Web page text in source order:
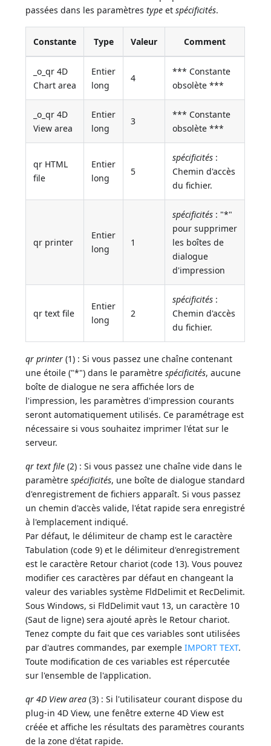
passées dans les paramètrestype etspécificités.
Constante Type Valeur Comment
_o_qr 4D
Chart area
Entier
long
4
*** Constante
obsolète ***
_o_qr 4D
View area
Entier
long
3
*** Constante
obsolète ***
qr HTML
file
Entier
long
5
spécificités :
Chemin d'accès
du fichier.
qr printer
Entier
long
1
spécificités : "*"
pour supprimer
les boîtes de
dialogue
d'impression
qr text file
Entier
long
2
spécificités :
Chemin d'accès
du fichier.
qr printer (1) : Si vous passez une chaîne contenant
une étoile ("*") dans le paramètrespécificités, aucune
boîte de dialogue ne sera affichée lors de
l'impression, les paramètres d'impression courants
seront automatiquement utilisés. Ce paramétrage est
nécessaire si vous souhaitez imprimer l'état sur le
serveur.
qr text file (2) : Si vous passez une chaîne vide dans le
paramètrespécificités, une boîte de dialogue standard
d'enregistrement de fichiers apparaît. Si vous passez
un chemin d'accès valide, l'état rapide sera enregistré
à l'emplacement indiqué.
Par défaut, le délimiteur de champ est le caractère
Tabulation (code 9) et le délimiteur d'enregistrement
est le caractère Retour chariot (code 13). Vous pouvez
modifier ces caractères par défaut en changeant la
valeur des variables système FldDelimit et RecDelimit.
Sous Windows, si FldDelimit vaut 13, un caractère 10
(Saut de ligne) sera ajouté après le Retour chariot.
Tenez compte du fait que ces variables sont utilisées
par d'autres commandes, par exempleIMPORT TEXT.
Toute modification de ces variables est répercutée
sur l'ensemble de l'application.
qr 4D View area (3) : Si l'utilisateur courant dispose du
plug-in 4D View, une fenêtre externe 4D View est
créée et affiche les résultats des paramètres courants
de la zone d'état rapide.